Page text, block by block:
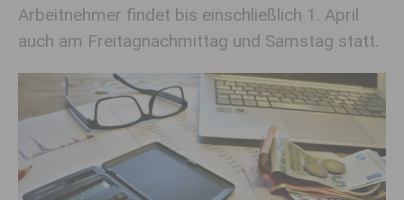
Arbeitnehmer findet bis einschließlich 1. April
auch am Freitagnachmittag und Samstag statt.